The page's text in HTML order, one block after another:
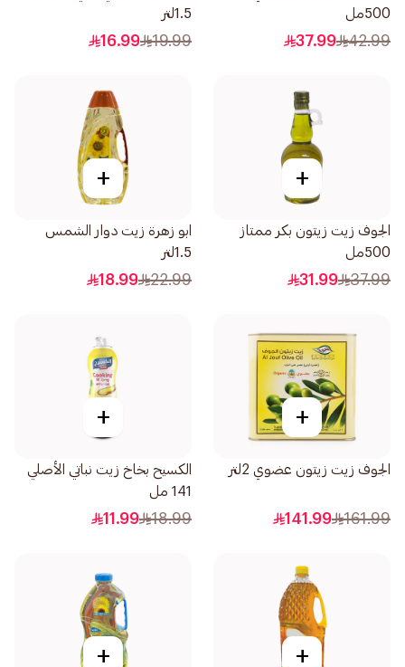
500مل
42.99
37.99
1.5لتر
19.99
16.99
+
الجوف زيت زيتون بكر ممتاز
500مل
37.99
31.99
+
ابو زهرة زيت دوار الشمس
1.5لتر
22.99
18.99
+
الجوف زيت زيتون عضوي 2لتر
161.99
141.99
+
الكسيح بخاخ زيت نباتي الأصلي
141 مل
18.99
11.99
+
+